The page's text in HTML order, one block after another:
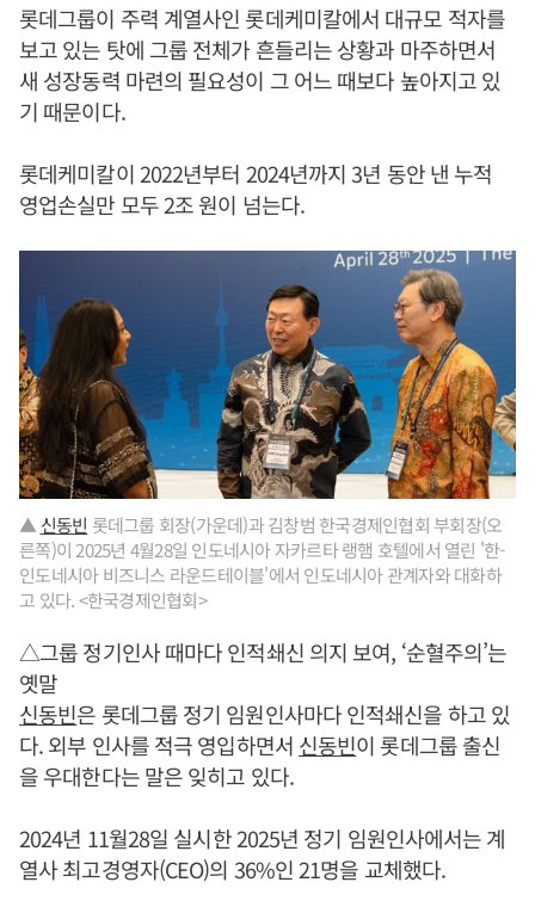
롯데그룹이 주력 계열사인 롯데케미칼에서 대규모 적자를
보고 있는 탓에 그룹 전체가 흔들리는 상황과 마주하면서
새 성장동력 마련의 필요성이 그 어느 때보다 높아지고 있
기 때문이다.
롯데케미칼이 2022년부터 2024년까지 3년 동안 낸 누적
영업손실만 모두 2조 원이 넘는다.
▲ 신동빈 롯데그룹 회장(가운데)과 김창범 한국경제인협회 부회장(오
른쪽)이 2025년 4월28일 인도네시아 자카르타 랭햄 호텔에서 열린 '한-
인도네시아 비즈니스 라운드테이블'에서 인도네시아 관계자와 대화하
고 있다. <한국경제인협회>
△그룹 정기인사 때마다 인적쇄신 의지 보여, ‘순혈주의’는
옛말
신동빈은 롯데그룹 정기 임원인사마다 인적쇄신을 하고 있
다. 외부 인사를 적극 영입하면서 신동빈이 롯데그룹 출신
을 우대한다는 말은 잊히고 있다.
2024년 11월28일 실시한 2025년 정기 임원인사에서는 계
열사 최고경영자(CEO)의 36%인 21명을 교체했다.